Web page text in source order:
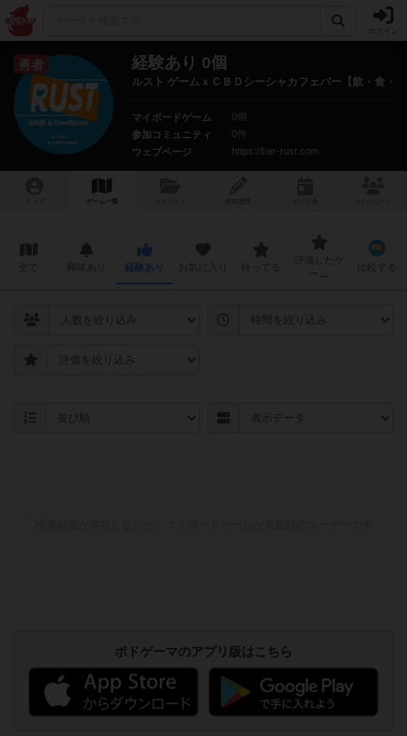
ログイン
勇者 経験あり 0個
ルスト ゲームｘＣＢＤシーシャカフェバー【飲・食・
マイボードゲーム
0個
参加コミュニティ
0件
ウェブページ
https://bar-rust.com
ゲーム一覧
経験あり お気に入り
ボドゲーマのアプリ版はこちら